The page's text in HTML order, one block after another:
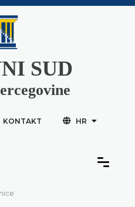
SUD
KONTAKT HR